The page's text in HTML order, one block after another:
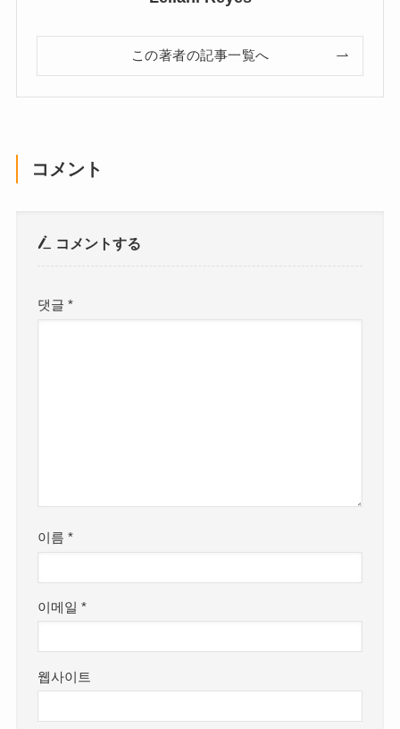
この著者の記事一覧へ
コメント
コメントする
댓글*
이름*
이메일*
웹사이트